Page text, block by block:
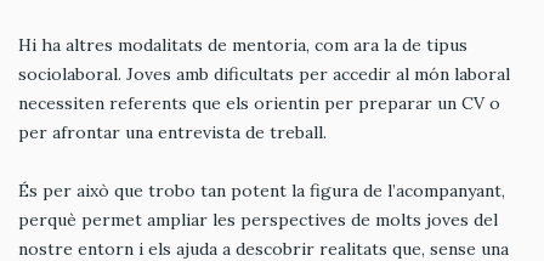
Hi ha altres modalitats de mentoria, com ara la de tipus
sociolaboral. Joves amb dificultats per accedir al món laboral
necessiten referents que els orientin per preparar un CV o
per afrontar una entrevista de treball.
És per això que trobo tan potent la figura de l’acompanyant,
perquè permet ampliar les perspectives de molts joves del
nostre entorn i els ajuda a descobrir realitats que, sense una